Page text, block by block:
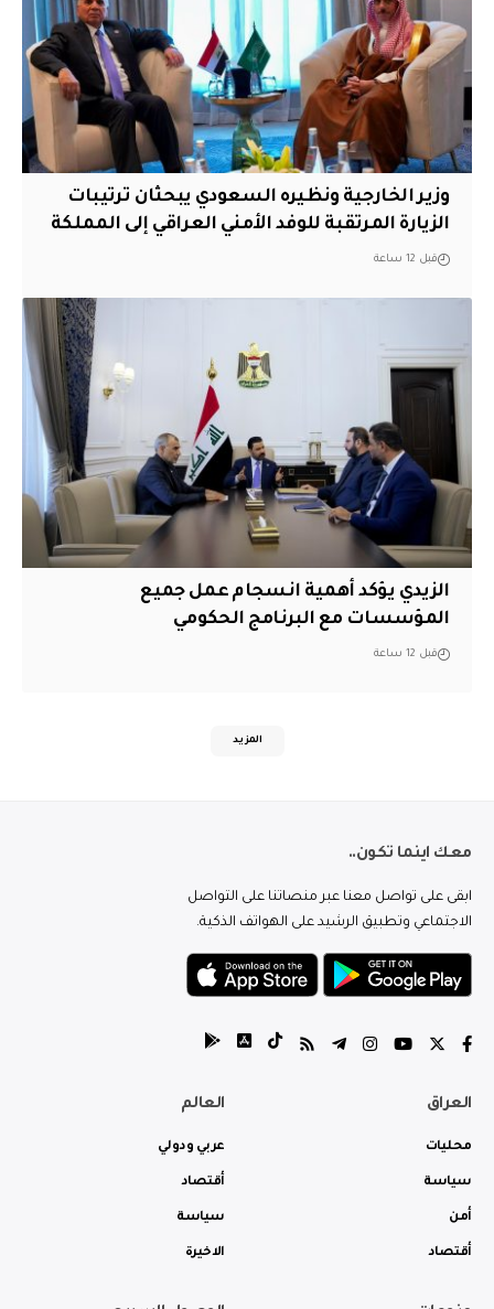
وزير الخارجية ونظيره السعودي يبحثان ترتيبات
الزيارة المرتقبة للوفد الأمني العراقي إلى المملكة
قبل 12 ساعة
الزيدي يؤكد أهمية انسجام عمل جميع
المؤسسات مع البرنامج الحكومي
قبل 12 ساعة
المزيد
معك اينما تكون..
ابقى على تواصل معنا عبر منصاتنا على التواصل
الاجتماعي وتطبيق الرشيد على الهواتف الذكية.
العراق
محليات
سياسة
أمن
أقتصاد
العالم
عربي ودولي
أقتصاد
سياسة
الاخيرة